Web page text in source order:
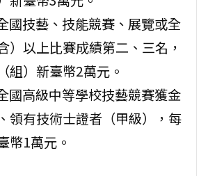
國技藝、技能競賽、展覽或全
）以上比賽成績第二、三名，
組）新臺幣2萬元。
國高級中等學校技藝競賽獲金
領有技術士證者（甲級），每
幣1萬元。